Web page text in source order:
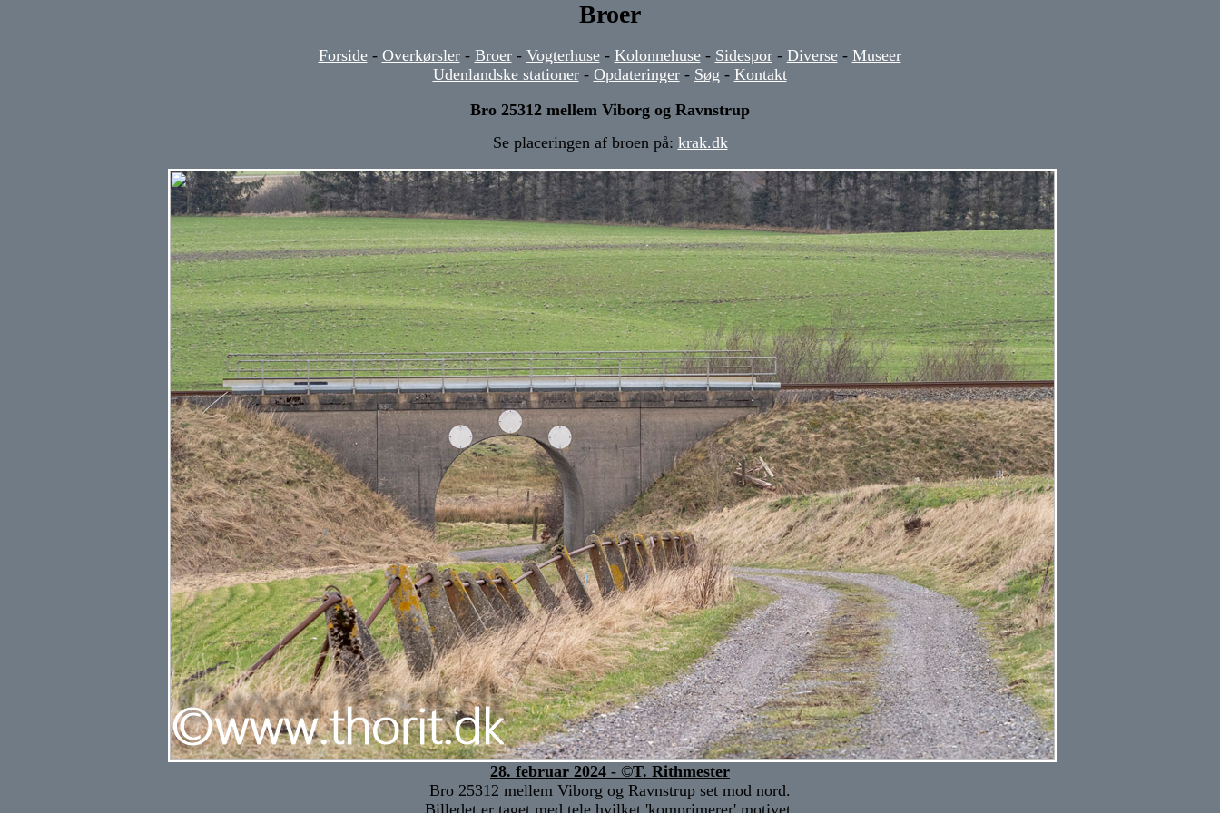
Broer
Forside- Overkørsler- Broer- Vogterhuse- Kolonnehuse- Sidespor- Diverse- Museer
Udenlandske stationer- Opdateringer- Søg - Kontakt
Bro 25312 mellem Viborg og Ravnstrup
Se placeringen af broen på: krak.dk
28. februar 2024 - ©T. Rithmester
Bro 25312 mellem Viborg og Ravnstrup set mod nord.
Billedet er taget med tele hvilket 'komprimerer' motivet.